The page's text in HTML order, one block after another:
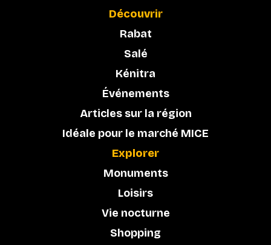
Découvrir
Rabat
Salé
Kénitra
Événements
Articles sur la région
Idéale pour le marché MICE
Explorer
Monuments
Loisirs
Vie nocturne
Shopping